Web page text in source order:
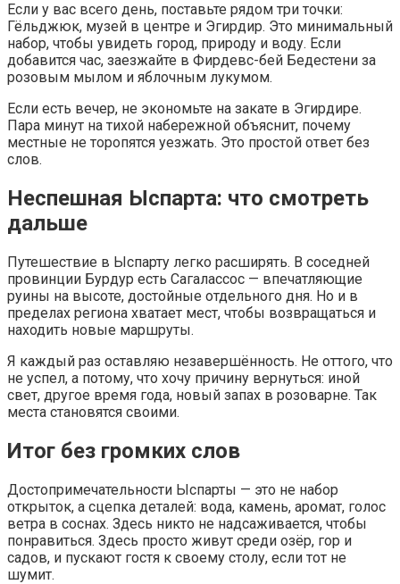
Если у вас всего день, поставьте рядом три точки:
Гёльджюк, музей в центре и Эгирдир. Это минимальный
набор, чтобы увидеть город, природу и воду. Если
добавится час, заезжайте в Фирдевс-бей Бедестени за
розовым мылом и яблочным лукумом.
Если есть вечер, не экономьте на закате в Эгирдире.
Пара минут на тихой набережной объяснит, почему
местные не торопятся уезжать. Это простой ответ без
слов.
Неспешная Ыспарта: что смотреть
дальше
Путешествие в Ыспарту легко расширять. В соседней
провинции Бурдур есть Сагалассос — впечатляющие
руины на высоте, достойные отдельного дня. Но и в
пределах региона хватает мест, чтобы возвращаться и
находить новые маршруты.
Я каждый раз оставляю незавершённость. Не оттого, что
не успел, а потому, что хочу причину вернуться: иной
свет, другое время года, новый запах в розоварне. Так
места становятся своими.
Итог без громких слов
Достопримечательности Ыспарты — это не набор
открыток, а сцепка деталей: вода, камень, аромат, голос
ветра в соснах. Здесь никто не надсаживается, чтобы
понравиться. Здесь просто живут среди озёр, гор и
садов, и пускают гостя к своему столу, если тот не
шумит.